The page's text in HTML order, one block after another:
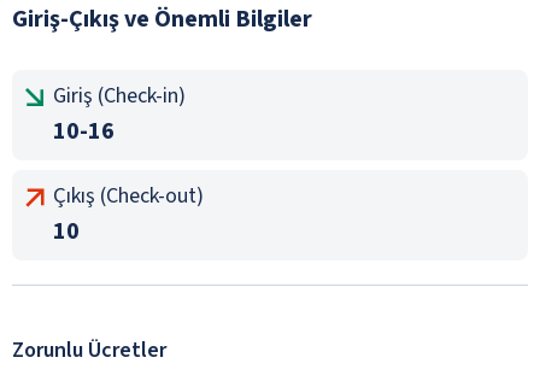
Giriş-Çıkış ve Önemli Bilgiler
Giriş (Check-in)
10-16
Çıkış (Check-out)
10
Zorunlu Ücretler